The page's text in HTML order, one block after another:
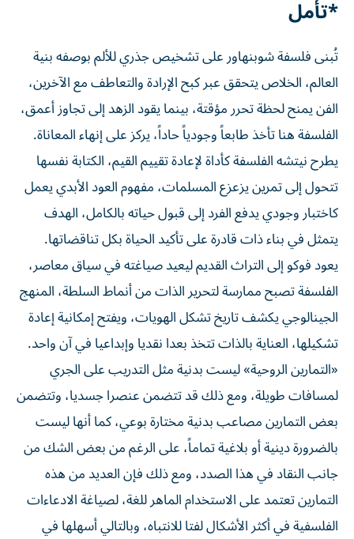
*تأمل
تُبنى فلسفة شوبنهاور على تشخيص جذري للألم بوصفه بنية
العالم، الخلاص يتحقق عبر كبح الإرادة والتعاطف مع الآخرين،
الفن يمنح لحظة تحرر مؤقتة، بينما يقود الزهد إلى تجاوز أعمق،
الفلسفة هنا تأخذ طابعاً وجودياً حاداً، يركز على إنهاء المعاناة.
يطرح نيتشه الفلسفة كأداة لإعادة تقييم القيم، الكتابة نفسها
تتحول إلى تمرين يزعزع المسلمات، مفهوم العود الأبدي يعمل
كاختبار وجودي يدفع الفرد إلى قبول حياته بالكامل، الهدف
يتمثل في بناء ذات قادرة على تأكيد الحياة بكل تناقضاتها.
يعود فوكو إلى التراث القديم ليعيد صياغته في سياق معاصر،
الفلسفة تصبح ممارسة لتحرير الذات من أنماط السلطة، المنهج
الجينالوجي يكشف تاريخ تشكل الهويات، ويفتح إمكانية إعادة
تشكيلها، العناية بالذات تتخذ بعدا نقديا وإبداعيا في آن واحد.
«التمارين الروحية» ليست بدنية مثل التدريب على الجري
لمسافات طويلة، ومع ذلك قد تتضمن عنصرا جسديا، وتتضمن
بعض التمارين مصاعب بدنية مختارة بوعي، كما أنها ليست
بالضرورة دينية أو بلاغية تماماً، على الرغم من بعض الشك من
جانب النقاد في هذا الصدد، ومع ذلك فإن العديد من هذه
التمارين تعتمد على الاستخدام الماهر للغة، لصياغة الادعاءات
الفلسفية في أكثر الأشكال لفتا للانتباه، وبالتالي أسهلها في